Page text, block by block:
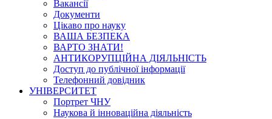
Вакансії
Документи
Цікаво про науку
ВАША БЕЗПЕКА
ВАРТО ЗНАТИ!
АНТИКОРУПЦІЙНА ДІЯЛЬНІСТЬ
Доступ до публічної інформації
Телефонний довідник
УНІВЕРСИТЕТ
Портрет ЧНУ
Наукова й інноваційна діяльність